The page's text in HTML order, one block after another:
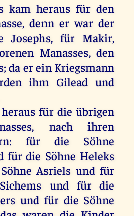
kam heraus für den
, denn er war der
Josephs,für Makir,
Manasses,den
;da erein Kriegsmann
ihm Gilead und
heraus für die übrigen
, nach
ihren
: für die
Söhne
für die Söhne Heleks
Söhne Asriels und für
Sichems und für die
und für die Söhne